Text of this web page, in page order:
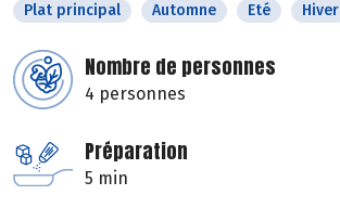
Plat principal Automne Eté Hiver
Nombre de personnes
4 personnes
Préparation
5 min